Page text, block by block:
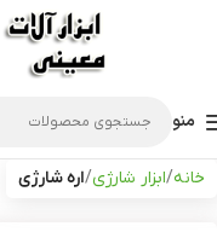
منو
خانه ابزار شارژی اره شارژی